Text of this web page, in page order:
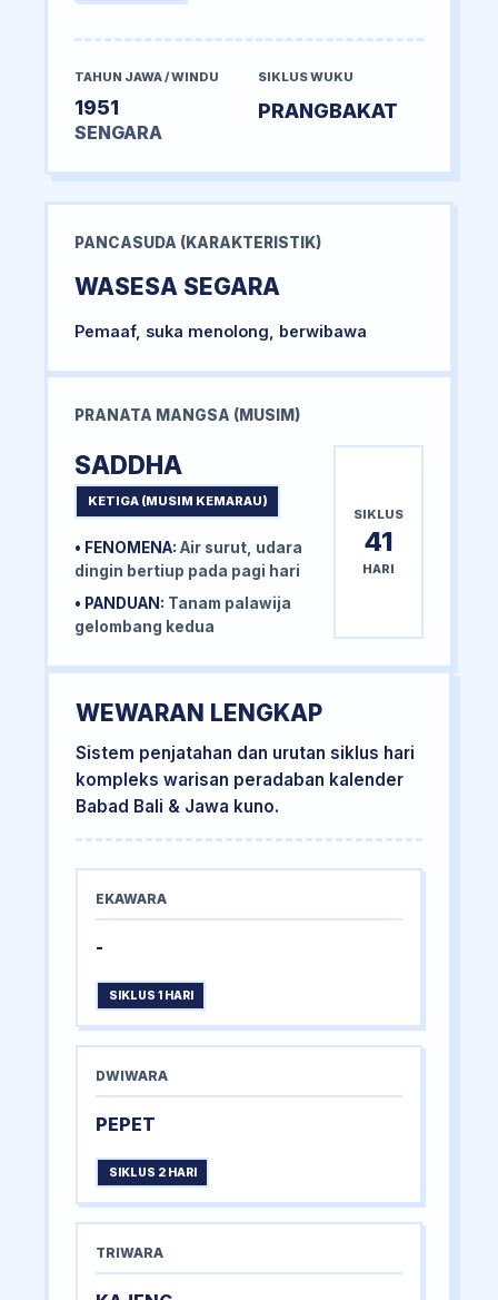
TAHUN JAWA / WINDU
1951
SENGARA
SIKLUS WUKU
PRANGBAKAT
PANCASUDA (KARAKTERISTIK)
WASESA SEGARA
Pemaaf, suka menolong, berwibawa
PRANATA MANGSA (MUSIM)
SADDHA
KETIGA (MUSIM KEMARAU)
• FENOMENA: Air surut, udara
dingin bertiup pada pagi hari
• PANDUAN: Tanam palawija
gelombang kedua
SIKLUS
41
HARI
WEWARAN LENGKAP
Sistem penjatahan dan urutan siklus hari
kompleks warisan peradaban kalender
Babad Bali & Jawa kuno.
EKAWARA
-
SIKLUS 1 HARI
DWIWARA
PEPET
SIKLUS 2 HARI
TRIWARA